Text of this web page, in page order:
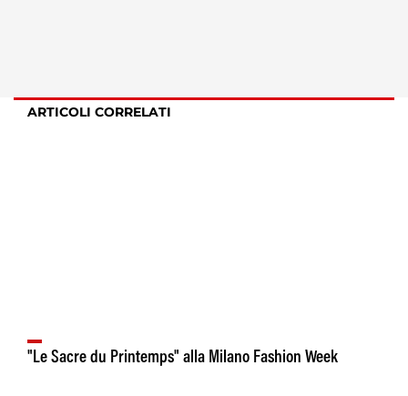
ARTICOLI CORRELATI
"Le Sacre du Printemps" alla Milano Fashion Week